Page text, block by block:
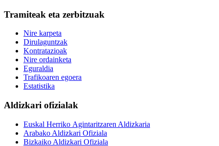
Tramiteak eta zerbitzuak
Nire karpeta
Dirulaguntzak
Kontratazioak
Nire ordainketa
Eguraldia
Trafikoaren egoera
Estatistika
Aldizkari ofizialak
Euskal Herriko Agintaritzaren Aldizkaria
Arabako Aldizkari Ofiziala
Bizkaiko Aldizkari Ofiziala